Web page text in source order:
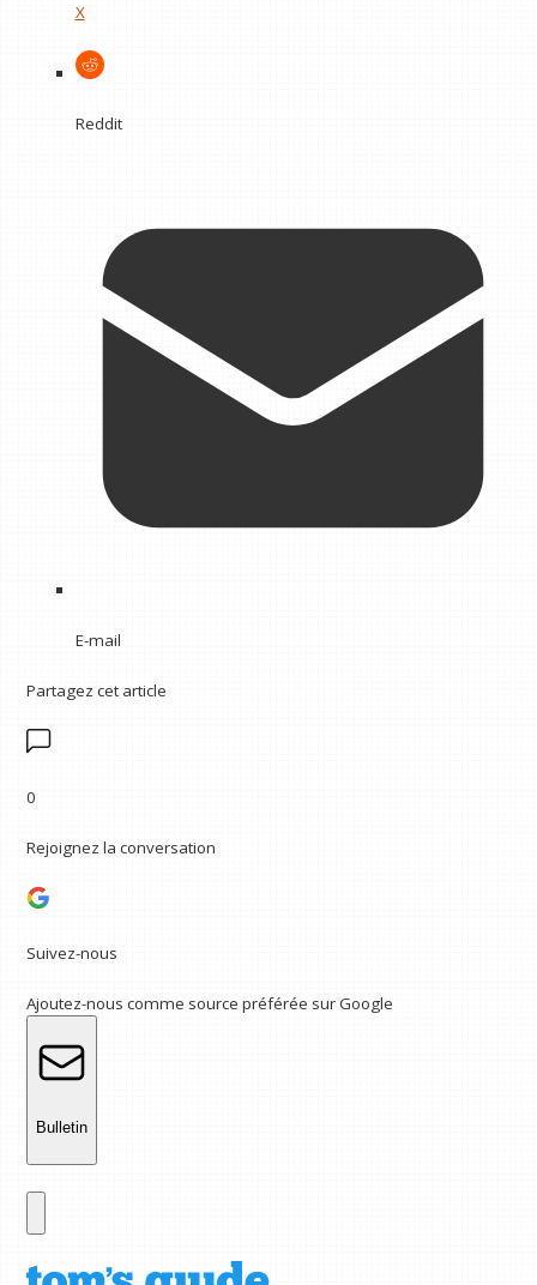
X
Reddit
E-mail
Partagez cet article
0
Rejoignez la conversation
Suivez-nous
Ajoutez-nous comme source préférée sur Google
Bulletin